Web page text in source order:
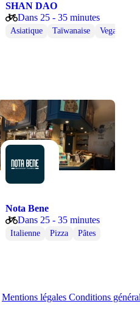
Vegan Végétarienne
SHAN DAO
Dans 25 - 35 minutes
Asiatique Taïwanaise Vegan
Nota Bene
Dans 25 - 35 minutes
Italienne Pizza Pâtes
Mentions légales Conditions